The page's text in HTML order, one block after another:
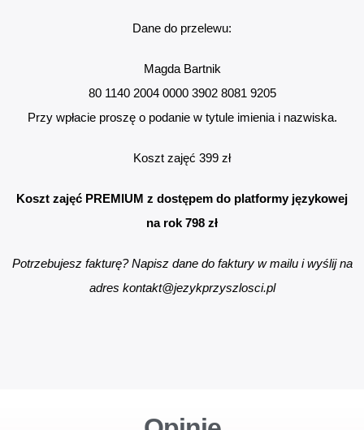
Dane do przelewu:
Magda Bartnik
80 1140 2004 0000 3902 8081 9205
Przy wpłacie proszę o podanie w tytule imienia i nazwiska.
Koszt zajęć 399 zł
Koszt zajęć PREMIUM z dostępem do platformy językowej
na rok 798 zł
Potrzebujesz fakturę? Napisz dane do faktury w mailu i wyślij na
adres kontakt@jezykprzyszlosci.pl